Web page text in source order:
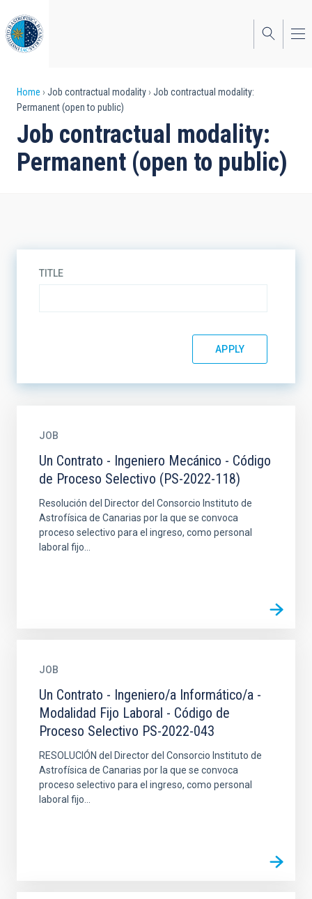
to
main
content
Breadcrumb
Home Job contractual modality
Job contractual modality:
Permanent (open to public)
Job contractual modality:
Permanent (open to public)
TITLE
JOB
Un Contrato - Ingeniero Mecánico - Código
de Proceso Selectivo (PS-2022-118)
Resolución del Director del Consorcio Instituto de
Astrofísica de Canarias por la que se convoca
proceso selectivo para el ingreso, como personal
laboral fijo...
JOB
Un Contrato - Ingeniero/a Informático/a -
Modalidad Fijo Laboral - Código de
Proceso Selectivo PS-2022-043
RESOLUCIÓN del Director del Consorcio Instituto de
Astrofísica de Canarias por la que se convoca
proceso selectivo para el ingreso, como personal
laboral fijo...